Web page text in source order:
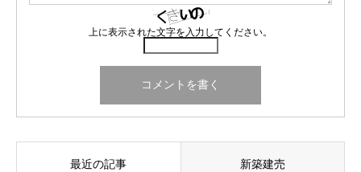
上に表示された文字を入力してください。
最近の記事 新築建売